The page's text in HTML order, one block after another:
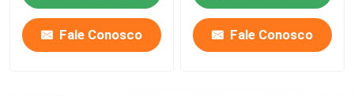
Fale Conosco Fale Conosco